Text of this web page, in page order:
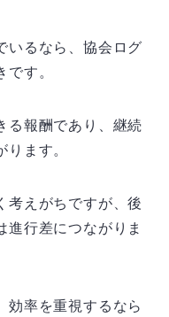
いるなら、協会ログ
す。
る報酬であり、継続
ます。
考えがちですが、後
進行差につながりま
効率を重視するなら